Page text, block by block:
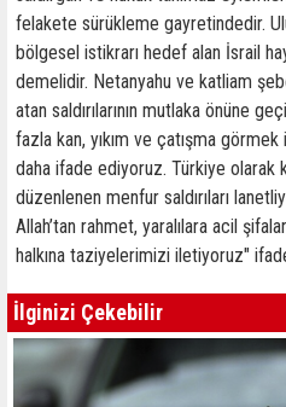
felakete sürükleme gayretindedir.
bölgesel istikrarı hedef alan İsrail
demelidir. Netanyahu ve katliam
atan saldırılarının mutlaka önüne
fazla kan, yıkım ve çatışma
daha ifade ediyoruz. Türkiye olarak
düzenlenen menfur saldırıları
Allah’tan rahmet, yaralılara acil
halkına taziyelerimizi iletiyoruz"
İlginizi Çekebilir